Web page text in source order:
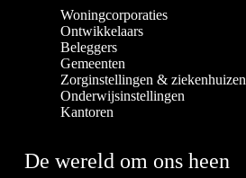
Woningcorporaties
Ontwikkelaars
Beleggers
Gemeenten
Zorginstellingen & ziekenhuizen
Onderwijsinstellingen
Kantoren
De wereld om ons heen